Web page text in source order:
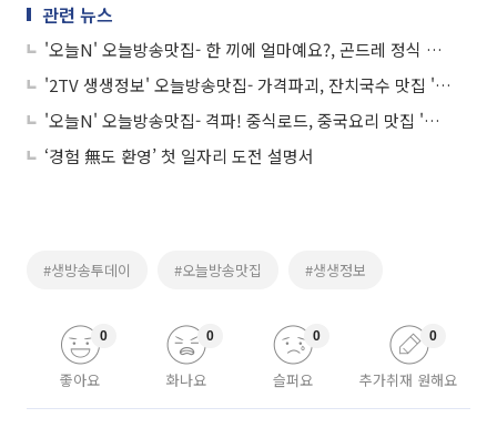
관련 뉴스
'오늘N' 오늘방송맛집- 한 끼에 얼마예요?, 곤드레 정식 맛집 '산○○○○○'
'2TV 생생정보' 오늘방송맛집- 가격파괴, 잔치국수 맛집 '국○○'
'오늘N' 오늘방송맛집- 격파! 중식로드, 중국요리 맛집 '천○○'
‘경험 無도 환영’ 첫 일자리 도전 설명서
#생방송투데이 #오늘방송맛집 #생생정보
좋아요
0
화나요
0
슬퍼요
0
추가취재 원해요
0